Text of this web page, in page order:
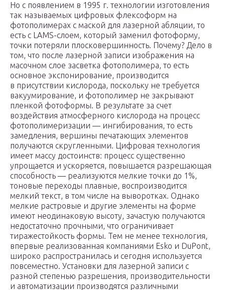
Но с появлением в 1995 г. технологии изготовления
так называемых цифровых флексоформ на
фотополимерах с маской для лазерной абляции, то
есть с LAMS-слоем, который заменил фотоформу,
точки потеряли плосковершинность. Почему? Дело в
том, что после лазерной записи изображения на
масочном слое засветка фотополимера, то есть
основное экспонирование, производится
в присутствии кислорода, поскольку не требуется
вакуумирование, и фотополимер не закрывают
пленкой фотоформы. В результате за счет
воздействия атмосферного кислорода на процесс
фотополимеризации — ингибирования, то есть
замедления, вершины печатающих элементов
получаются скруг­ленными. Цифровая технология
имеет массу достоинств: процесс существенно
упрощается и ускоряется, повышается разрешающая
способность — реализуются мелкие точки до 1%,
тоновые переходы плавные, воспроизводится
мелкий текст, в том числе на выворотках. Однако
мелкие растровые и другие элементы на форме
имеют неодинаковую высоту, зачастую получаются
недостаточно прочными, что ограничивает
тиражестойкость формы. Тем не менее технология,
впервые реализованная компаниями Esko и DuPont,
широко распространилась и сегодня используется
повсеместно. Установки для лазерной записи с
разной степенью разрешения, производительности
и автоматизации производятся различными